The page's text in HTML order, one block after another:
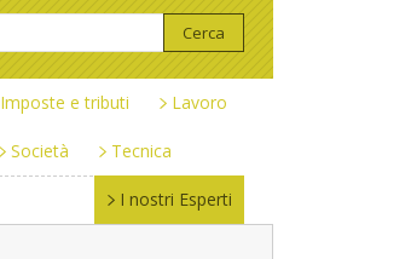
Imposte e tributi Lavoro
Società Tecnica
I nostri Esperti